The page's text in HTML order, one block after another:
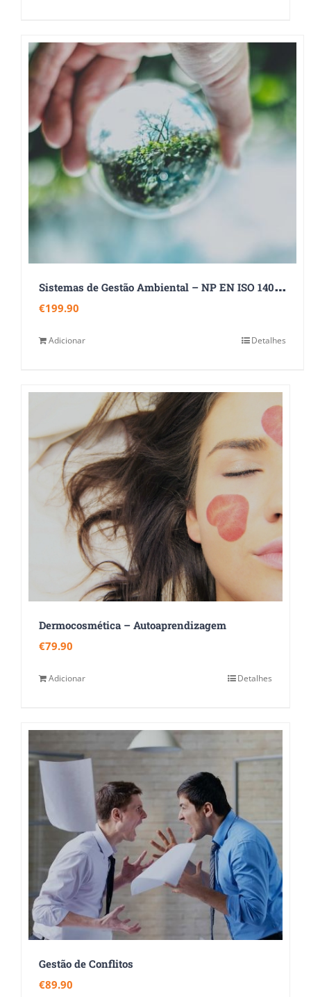
S
istemas de Gestão Ambiental – NP EN ISO 14001:2026
€199.90
Adicionar Detalhes
Dermocosmética – Autoaprendizagem
€79.90
Adicionar Detalhes
Gestão de Conflitos
€89.90